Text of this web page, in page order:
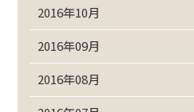
2016年10月
2016年09月
2016年08月